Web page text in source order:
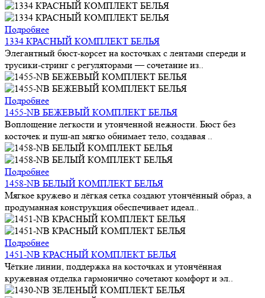
Подробнее
1334 КРАСНЫЙ КОМПЛЕКТ БЕЛЬЯ
Элегантный бюст-корсет на косточках с лентами спереди и
трусики-стринг с регуляторами — сочетание из..
Подробнее
1455-NB БЕЖЕВЫЙ КОМПЛЕКТ БЕЛЬЯ
Воплощение легкости и утонченной нежности. Бюст без
косточек и пуш-ап мягко обнимает тело, создавая ..
Подробнее
1458-NB БЕЛЫЙ КОМПЛЕКТ БЕЛЬЯ
Мягкое кружево и лёгкая сетка создают утончённый образ, а
продуманная конструкция обеспечивает идеал..
Подробнее
1451-NB КРАСНЫЙ КОМПЛЕКТ БЕЛЬЯ
Чёткие линии, поддержка на косточках и утончённая
кружевная отделка гармонично сочетают комфорт и эл..